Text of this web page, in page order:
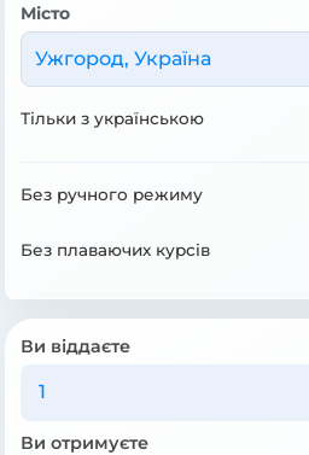
Місто
Ужгород, Україна
Тільки з українською
Без ручного режиму
Без плаваючих курсів
Ви віддаєте
Ви отримуєте